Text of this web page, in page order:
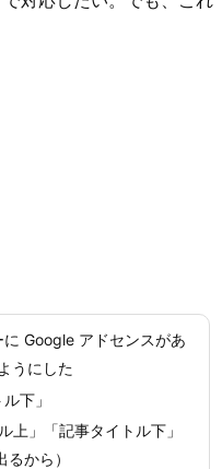
Google アドセンスがあ
うにした
下」
上」「記事タイトル下」
から）